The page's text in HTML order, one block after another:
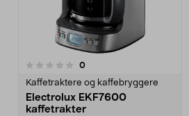
0anmeldelser
Kaffetraktere og kaffebryggere
Electrolux EKF7600
kaffetrakter
0.0 av 5 stjerner